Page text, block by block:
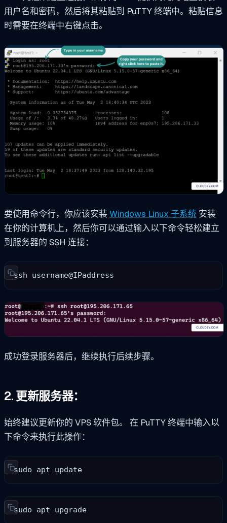
用户名和密码，然后将其粘贴到 PuTTY 终端中。粘贴信息
时需要在终端中右键点击。
要使用命令行，你应该安装Windows Linux 子系统 安装
在你的计算机上，然后你可以通过输入以下命令轻松建立
到服务器的 SSH 连接：
ssh username@IPaddress
成功登录服务器后，继续执行后续步骤。
2. 更新服务器：
始终建议更新你的 VPS 软件包。 在 PuTTY 终端中输入以
下命令来执行此操作：
sudo apt update
sudo apt upgrade